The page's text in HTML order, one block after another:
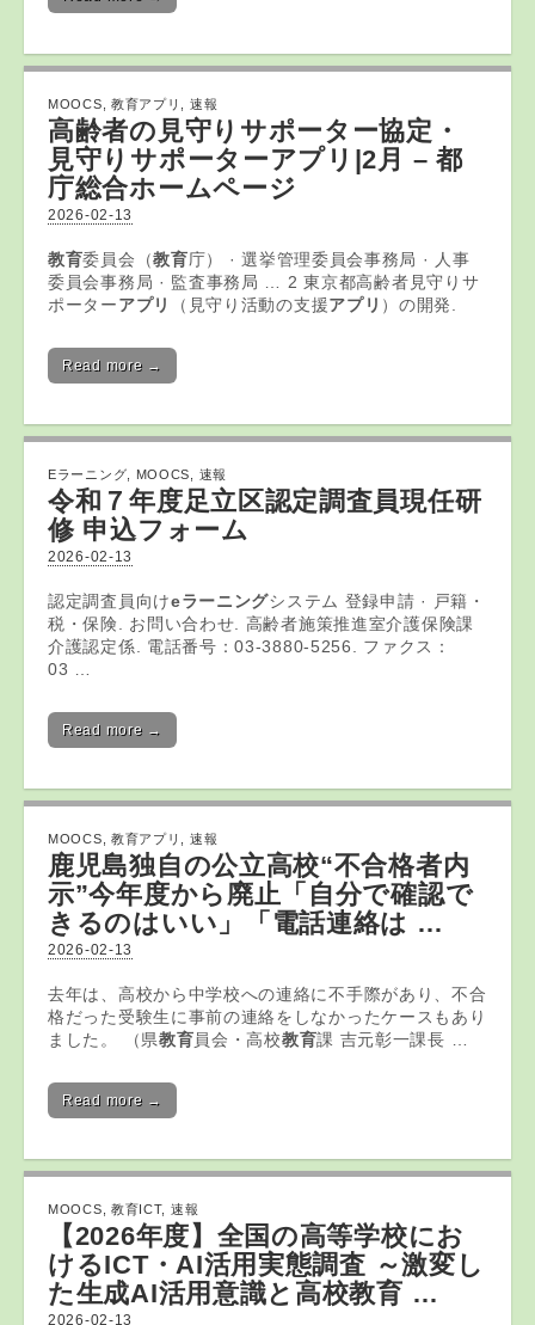
MOOCS 教育アプリ 速報
高齢者の見守りサポーター協定・
見守りサポーターアプリ |2月 – 都
庁総合ホームページ
2026-02-13
教育委員会（教育庁） · 選挙管理委員会事務局 · 人事
委員会事務局 · 監査事務局 … 2 東京都高齢者見守りサ
ポーターアプリ （見守り活動の支援アプリ ）の開発.
Read more →
Eラーニング MOOCS 速報
令和７年度足立区認定調査員現任研
修 申込フォーム
2026-02-13
認定調査員向けeラーニングシステム 登録申請 · 戸籍・
税・保険. お問い合わせ. 高齢者施策推進室介護保険課
介護認定係. 電話番号：03-3880-5256. ファクス：
03 …
Read more →
MOOCS 教育アプリ 速報
鹿児島独自の公立高校“不合格者内
示”今年度から廃止「自分で確認で
きるのはいい」「電話連絡は …
2026-02-13
去年は、高校から中学校への連絡に不手際があり、不合
格だった受験生に事前の連絡をしなかったケースもあり
ました。 （県教育員会・高校教育課 吉元彰一課長 …
Read more →
MOOCS 教育ICT, 速報
【2026年度】全国の高等学校にお
けるICT・AI活用実態調査 ～激変し
た生成AI活用意識と高校教育 …
2026-02-13